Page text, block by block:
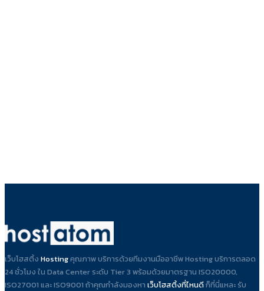
เว็บโฮสติ้ง Hostingคุณภาพ บริการด้วยทีมงานมืออาชีพ Hosting บริการตลอด
24 ชั่วโมง ใน Data Center ระดับ Tier 3 พร้อมด้วยมาตรฐาน ISO20000,
ISO27001 และ ISO9001 ถ้าคุณกำลังมองหา เว็บโฮสติ้งที่ไหนดีก็ที่นี่แหละ รับ